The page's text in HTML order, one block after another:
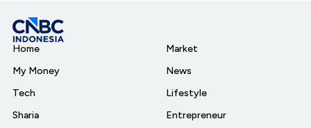
Home
My Money
Tech
Sharia
Market
News
Lifestyle
Entrepreneur